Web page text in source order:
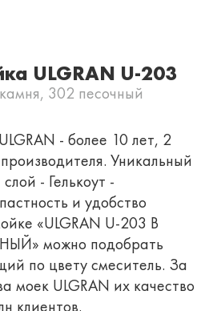
ULGRAN U-203
302 песочный
- более 10 лет, 2
Уникальный
- Гелькоут -
и удобство
«ULGRAN U-203 В
можно подобрать
по цвету смеситель. За
моек ULGRAN их качество
клиентов.